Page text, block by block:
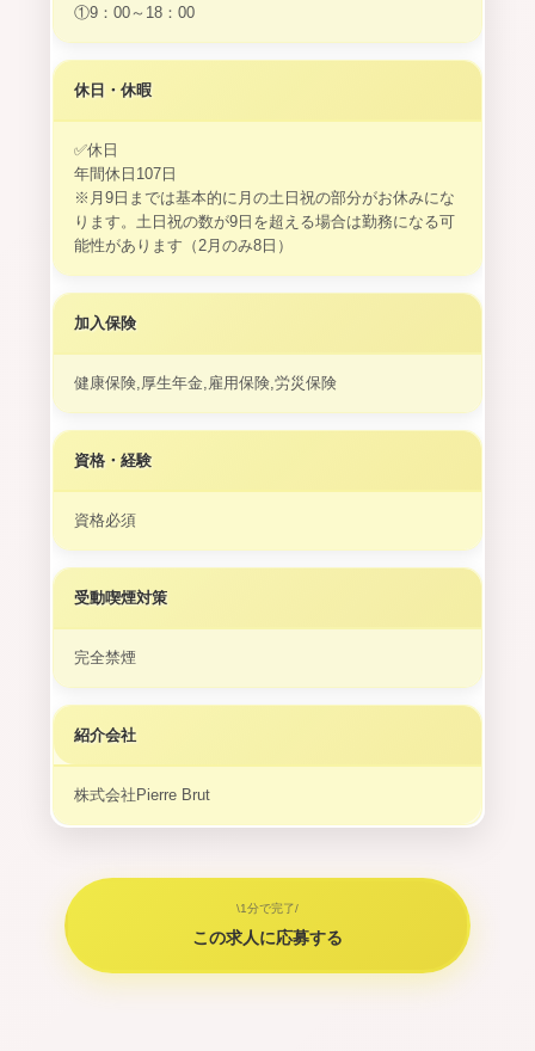
①9：00～18：00
休日・休暇
✅休日
年間休日107日
※月9日までは基本的に月の土日祝の部分がお休みにな
ります。土日祝の数が9日を超える場合は勤務になる可
能性があります（2月のみ8日）
加入保険
健康保険,厚生年金,雇用保険,労災保険
資格・経験
資格必須
受動喫煙対策
完全禁煙
紹介会社
株式会社Pierre Brut
\1分で完了/
この求人に応募する